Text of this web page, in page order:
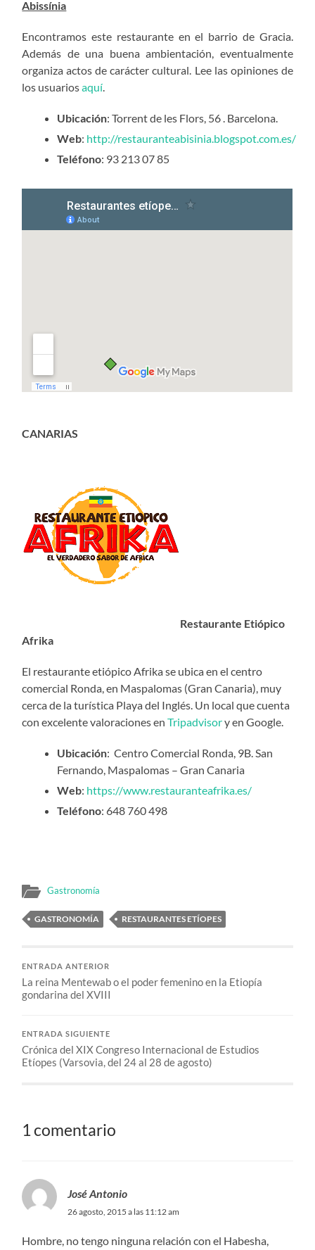
Abissínia
Encontramos este restaurante en el barrio de Gracia.
Además de una buena ambientación, eventualmente
organiza actos de carácter cultural. Lee las opiniones de
los usuariosaquí.
Ubicación: Torrent de les Flors, 56 . Barcelona.
Web: http://restauranteabisinia.blogspot.com.es/
Teléfono: 93 213 07 85
CANARIAS
Restaurante Etiópico
Afrika
El restaurante etiópico Afrika se ubica en el centro
comercial Ronda, en Maspalomas (Gran Canaria), muy
cerca de la turística Playa del Inglés. Un local que cuenta
con excelente valoraciones enTripadvisory en Google.
Ubicación: Centro Comercial Ronda, 9B. San
Fernando, Maspalomas – Gran Canaria
Web: https://www.restauranteafrika.es/
Teléfono: 648 760 498
Gastronomía
GASTRONOMÍA RESTAURANTES ETÍOPES
ENTRADA ANTERIOR
La reina Mentewab o el poder femenino en la Etiopía
gondarina del XVIII
ENTRADA SIGUIENTE
Crónica del XIX Congreso Internacional de Estudios
Etíopes (Varsovia, del 24 al 28 de agosto)
1 comentario
José Antonio
26 agosto, 2015 a las 11:12 am
Hombre, no tengo ninguna relación con el Habesha,